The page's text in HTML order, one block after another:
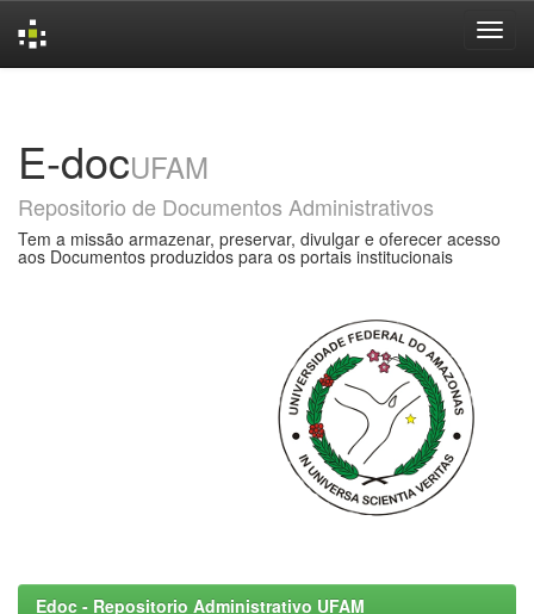
E-docUFAM
Repositorio de Documentos Administrativos
Tem a missão armazenar, preservar, divulgar e oferecer acesso
aos Documentos produzidos para os portais institucionais
Edoc - Repositorio Administrativo UFAM